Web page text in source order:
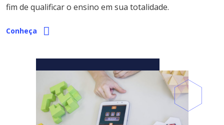
fim de qualificar o ensino em sua totalidade.
Conheça